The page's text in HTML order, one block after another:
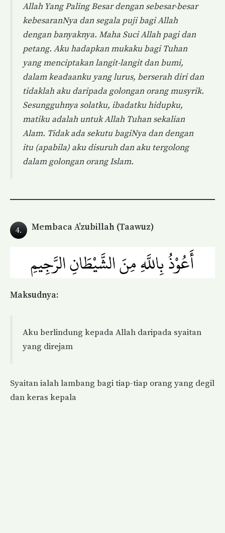
Allah Yang Paling Besar dengan sebesar-besar
kebesaranNya dan segala puji bagi Allah
dengan banyaknya. Maha Suci Allah pagi dan
petang. Aku hadapkan mukaku bagi Tuhan
yang menciptakan langit-langit dan bumi,
dalam keadaanku yang lurus, berserah diri dan
tidaklah aku daripada golongan orang musyrik.
Sesungguhnya solatku, ibadatku hidupku,
matiku adalah untuk Allah Tuhan sekalian
Alam. Tidak ada sekutu bagiNya dan dengan
itu (apabila) aku disuruh dan aku tergolong
dalam golongan orang Islam.
4. Membaca A’zubillah (Taawuz)
Maksudnya:
Aku berlindung kepada Allah daripada syaitan
yang direjam
Syaitan ialah lambang bagi tiap-tiap orang yang degil
dan keras kepala